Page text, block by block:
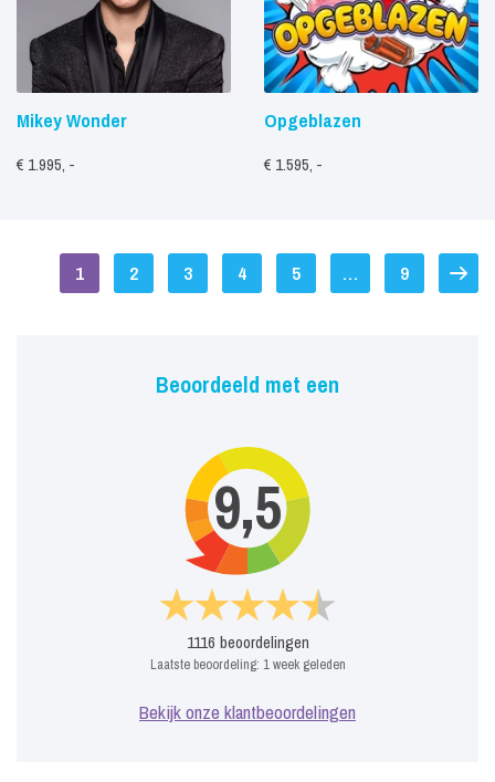
Mikey Wonder
€ 1.995, -
Opgeblazen
€ 1.595, -
1 2 3 4 5 … 9
Beoordeeld met een
9,5
1116 beoordelingen
Laatste beoordeling: 1 week geleden
Bekijk onze klantbeoordelingen